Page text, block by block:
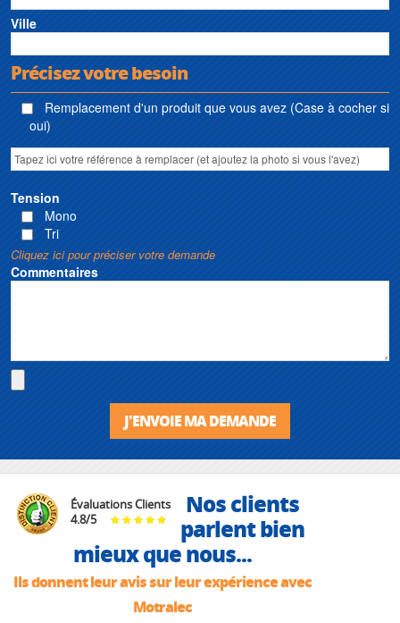
Ville
Précisez votre besoin
Remplacement d'un produit que vous avez (Case à cocher si
oui)
Tension
Mono
Tri
Cliquez ici pour préciser votre demande
Commentaires
J'ENVOIE MA DEMANDE
Évaluations Clients
4.8/5
Nos clients
parlent bien
mieux que nous...
Ils donnent leur avis sur leur expérience avec
Motralec